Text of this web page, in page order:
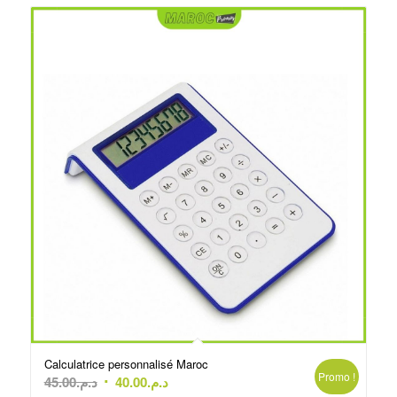
Calculatrice personnalisé Maroc
د.م.45.00
Le
د.م.40.00
Le
Promo !